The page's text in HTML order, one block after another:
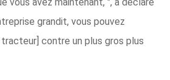
grandit, vous pouvez
contre un plus gros plus